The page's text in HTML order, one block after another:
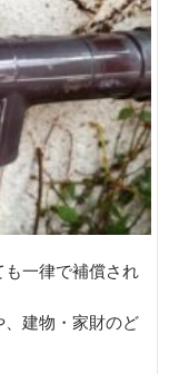
も一律で補償され
建物・家財のど